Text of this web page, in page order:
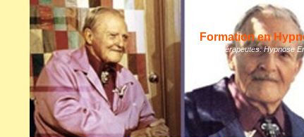
Formation en
Hypnothérapeutes: Hypnose